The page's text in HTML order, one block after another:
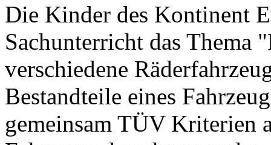
Die Kinder des Kontinent
Sachunterricht das Thema
verschiedene
Bestandteile eines
gemeinsam TÜV Kriterien